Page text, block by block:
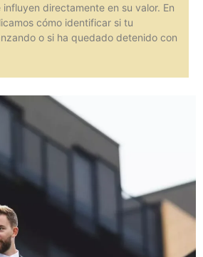
influyen directamente en su valor. En
cómo identificar si tu
o si ha quedado detenido con